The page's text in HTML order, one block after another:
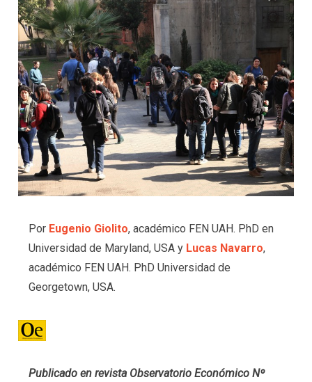
Por Eugenio Giolito, académico FEN UAH. PhD en
Universidad de Maryland, USA y Lucas Navarro,
académico FEN UAH. PhD Universidad de
Georgetown, USA.
Publicado en revista Observatorio Económico Nº